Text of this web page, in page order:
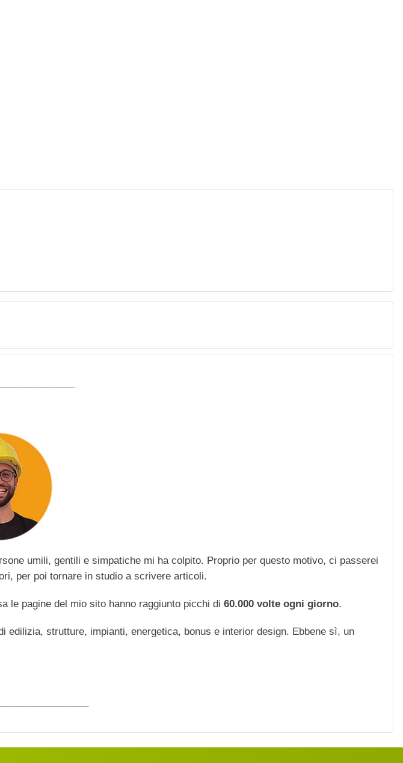
umili, gentili e simpatiche mi ha colpito. Proprio per questo motivo, ci passerei
per poi tornare in studio a scrivere articoli.
le pagine del mio sito hanno raggiunto picchi di 60.000 volte ogni giorno.
strutture, impianti, energetica, bonus e interior design. Ebbene sì, un